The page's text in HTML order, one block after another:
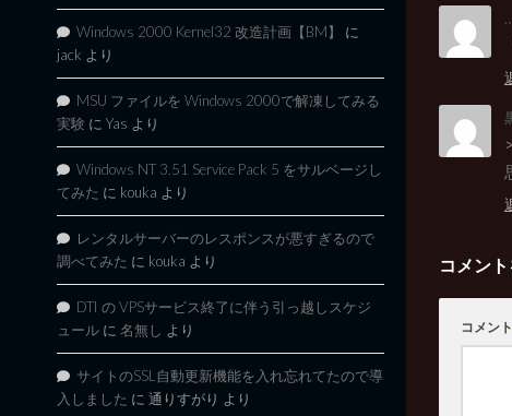
コメン
コメント
Windows 2000 Kernel32 改造計画【BM】
に
jack より
MSU ファイルを Windows 2000で解凍してみる
実験 に Yas より
Windows NT 3.51 Service Pack 5 をサルベージし
てみた に kouka より
レンタルサーバーのレスポンスが悪すぎるので
調べてみた に kouka より
DTI の VPSサービス終了に伴う引っ越しスケジ
ュール に 名無し より
サイトのSSL自動更新機能を入れ忘れてたので導
入しました に 通りすがり より